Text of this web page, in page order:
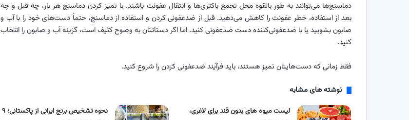
دماسنج‌ها می‌توانند به طور بالقوه محل تجمع باکتری‌ها و انتقال عفونت باشند. با تمیز کردن دماسنج هر بار، چه قبل و چه
بعد از استفاده، خطر عفونت را کاهش می‌دهید. قبل از ضدعفونی کردن و استفاده از دماسنج، حتماً دست‌های خود را با آب و
صابون بشویید یا با ضدعفونی‌کننده دست ضدعفونی کنید. اما اگر دستانتان به وضوح کثیف است، گزینه آب و صابون را انتخاب
کنید.
فقط زمانی که دست‌هایتان تمیز هستند، باید فرآیند ضدعفونی کردن را شروع کنید.
نوشته های مشابه
لیست میوه های بدون قند برای لاغری،
نحوه تشخیص برنج ایرانی از پاکستانی؛ ۹